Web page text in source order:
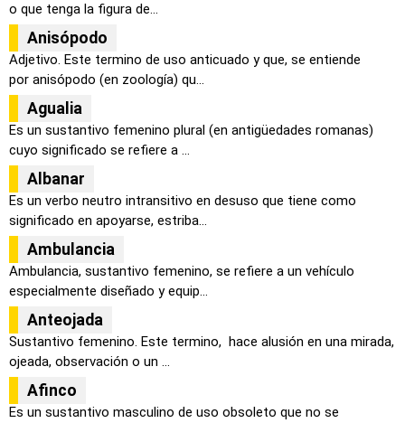
o que tenga la figura de...
Anisópodo
Adjetivo. Este termino de uso anticuado y que, se entiende
por anisópodo (en zoología) qu...
Agualia
Es un sustantivo femenino plural (en antigüedades romanas)
cuyo significado se refiere a ...
Albanar
Es un verbo neutro intransitivo en desuso que tiene como
significado en apoyarse, estriba...
Ambulancia
Ambulancia, sustantivo femenino, se refiere a un vehículo
especialmente diseñado y equip...
Anteojada
Sustantivo femenino. Este termino, hace alusión en una mirada,
ojeada, observación o un ...
Afinco
Es un sustantivo masculino de uso obsoleto que no se